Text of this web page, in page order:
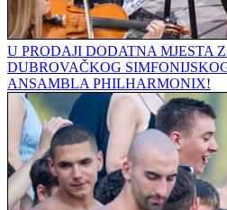
U PRODAJI DODATNA MJESTA
DUBROVAČKOG
ANSAMBLA PHILHARMONIX!